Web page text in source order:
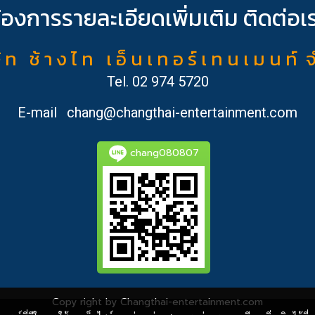
งการรายละเอียดเพิ่มเติม ติดต่อเ
ท ช้ า ง ไ ท เ อ็ น เ ท อ ร์ เ ท น เ ม น ท์
Tel. 02 974 5720
E-mail
chang@changthai-entertainment.com
chang080807
Copy right by Changthai-entertainment.com